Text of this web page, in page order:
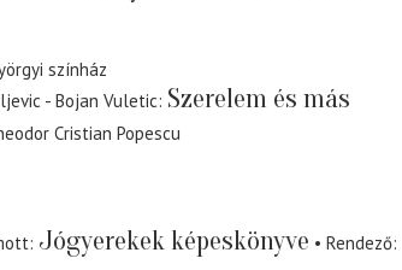
színház
- Bojan Vuletic Szerelem és más
Cristian Popescu
Jógyerekek képeskönyve
Rendező